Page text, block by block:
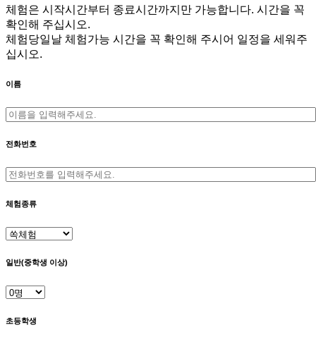
체험은 시작시간부터 종료시간까지만 가능합니다. 시간을 꼭
확인해 주십시오.
체험당일날 체험가능 시간을 꼭 확인해 주시어 일정을 세워주
십시오.
이름
전화번호
체험종류
일반(중학생 이상)
초등학생